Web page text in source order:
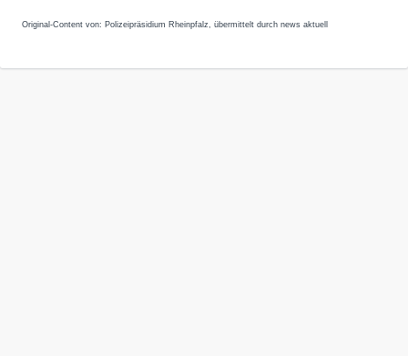
Original-Content von: Polizeipräsidium Rheinpfalz, übermittelt durch news aktuell